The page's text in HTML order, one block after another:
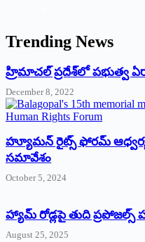
Trending News
‌హ్రిమాచల్‌ ‌ప్రదేశ్‌లో పభుత్వ
December 8, 2022
హ్యూమన్‌ రైట్స్‌ ఫోరమ్‌
సమావేశం
October 5, 2024
హ్యామ్‌ రోడ్లపై తుది ప్రపోజల్స్‌
August 25, 2025